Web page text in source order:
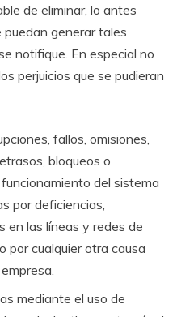
de eliminar, lo antes
puedan generar tales
notifique. En especial no
perjuicios que se pudieran
fallos, omisiones,
bloqueos o
del sistema
por deficiencias,
en las líneas y redes de
por cualquier otra causa
mediante el uso de